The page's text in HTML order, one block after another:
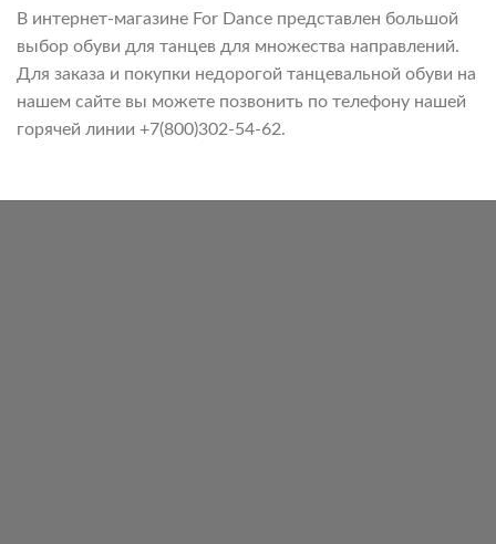
В интернет-магазине For Dance представлен большой
выбор обуви для танцев для множества направлений.
Для заказа и покупки недорогой танцевальной обуви на
нашем сайте вы можете позвонить по телефону нашей
горячей линии +7(800)302-54-62.